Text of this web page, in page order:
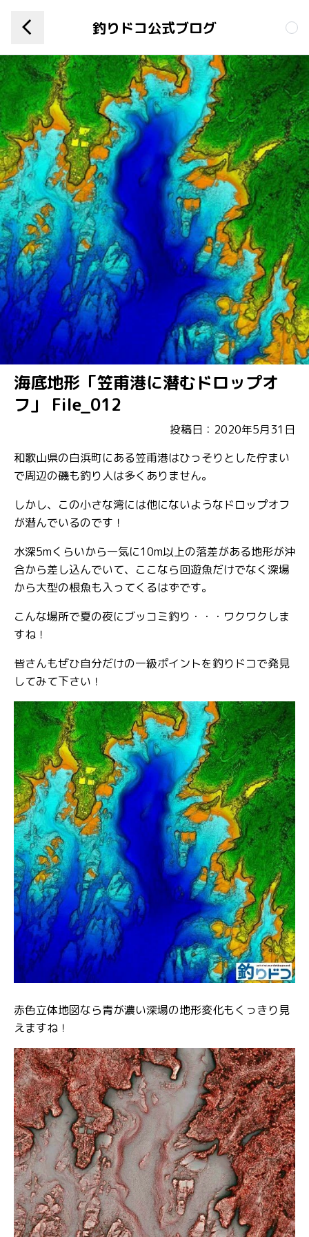
釣りドコ公式ブログ
海底地形「笠甫港に潜むドロップオ
フ」 File_012
投稿日：2020年5月31日
和歌山県の白浜町にある笠甫港はひっそりとした佇まい
で周辺の磯も釣り人は多くありません。
しかし、この小さな湾には他にないようなドロップオフ
が潜んでいるのです！
水深5mくらいから一気に10m以上の落差がある地形が沖
合から差し込んでいて、ここなら回遊魚だけでなく深場
から大型の根魚も入ってくるはずです。
こんな場所で夏の夜にブッコミ釣り・・・ワクワクしま
すね！
皆さんもぜひ自分だけの一級ポイントを釣りドコで発見
してみて下さい！
赤色立体地図なら青が濃い深場の地形変化もくっきり見
えますね！